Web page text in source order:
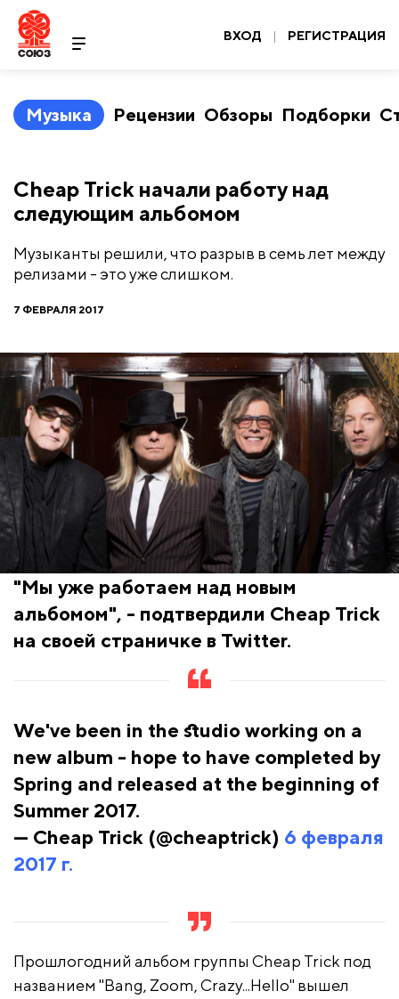
ВХОД | РЕГИСТРАЦИЯ
Музыка Рецензии Обзоры Подборки
Cheap Trick начали работу над
следующим альбомом
Музыканты решили, что разрыв в семь лет между
релизами - это уже слишком.
7 ФЕВРАЛЯ 2017
"Мы уже работаем над новым
альбомом", - подтвердили Cheap Trick
на своей страничке в Twitter.
We've been in the studio working on a
new album - hope to have completed by
Spring and released at the beginning of
Summer 2017.
— Cheap Trick (@cheaptrick) 6 февраля
2017 г.
Прошлогодний альбом группы Cheap Trick под
названием "Bang, Zoom, Crazy...Hello" вышел